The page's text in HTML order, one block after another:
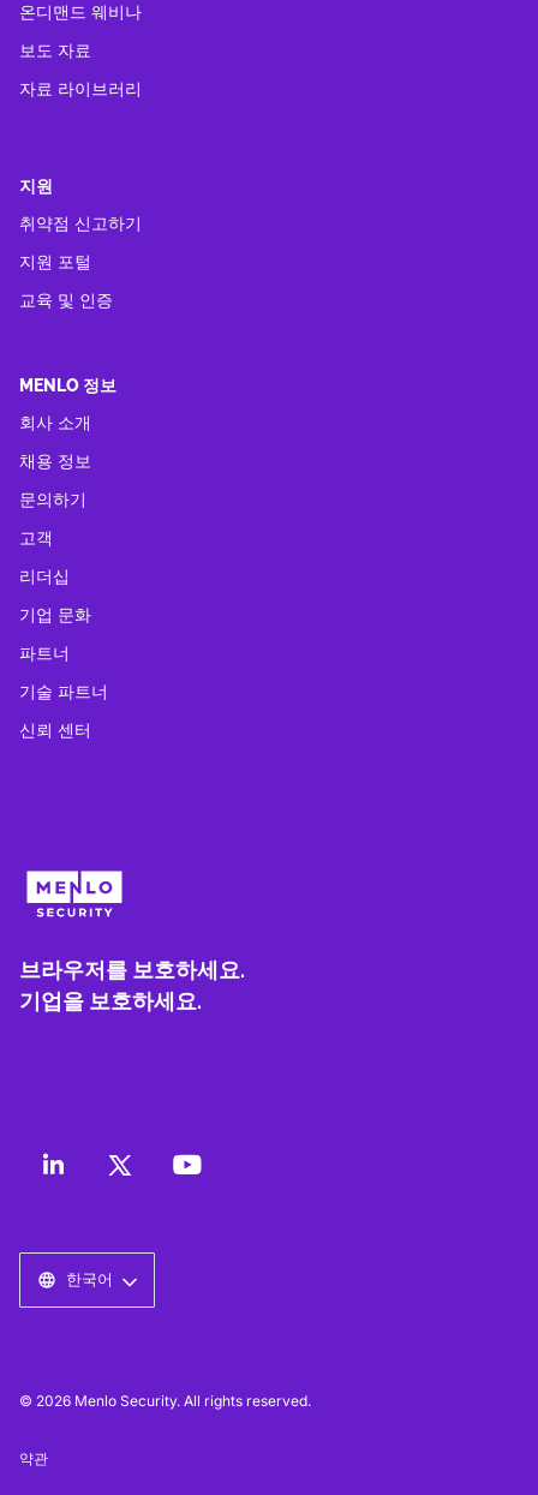
온디맨드 웨비나
보도 자료
자료 라이브러리
지원
취약점 신고하기
지원 포털
교육 및 인증
MENLO 정보
회사 소개
채용 정보
문의하기
고객
리더십
기업 문화
파트너
기술 파트너
신뢰 센터
브라우저를 보호하세요.
기업을 보호하세요.
한국어
© 2026 Menlo Security. All rights reserved.
약관